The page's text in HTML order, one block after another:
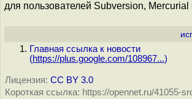
для пользователей Subversion, Mercurial
Главная ссылка к новости
(https://plus.google.com/108967...)
Лицензия: CC BY 3.0
Короткая ссылка: https://opennet.ru/41055-